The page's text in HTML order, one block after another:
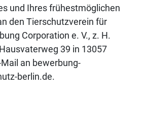
und Ihres frühestmöglichen
den Tierschutzverein für
Corporation e. V., z. H.
39 in 13057
an bewerbung-
berlin.de.